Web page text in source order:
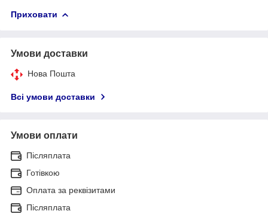
Приховати
Умови доставки
Нова Пошта
Всі умови доставки
Умови оплати
Післяплата
Готівкою
Оплата за реквізитами
Післяплата